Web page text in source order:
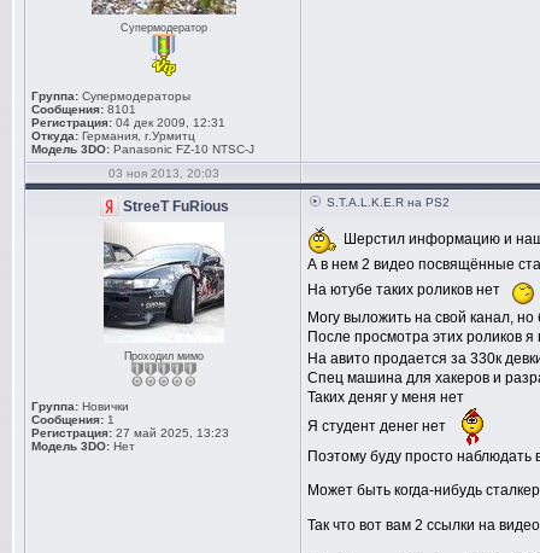
Супермодератор
Группа: Супермодераторы
Сообщения: 8101
Регистрация: 04 дек 2009, 12:31
Откуда: Германия, г.Урмитц
Модель 3DO: Panasonic FZ-10 NTSC-J
03 ноя 2013, 20:03
StreeT FuRious
Проходил мимо
Группа: Новички
Сообщения: 1
Регистрация: 27 май 2025, 13:23
Модель 3DO: Нет
S.T.A.L.K.E.R на PS2
Шерстил информацию и
А в нем 2 видео посвящённые
На ютубе таких роликов нет
Могу выложить на свой канал,
После просмотра этих роликов
На авито продается за 330к
Спец машина для хакеров и
Таких деняг у меня нет
Я студент денег нет
Поэтому буду просто наблюдать
Может быть когда-нибудь
Так что вот вам 2 ссылки на